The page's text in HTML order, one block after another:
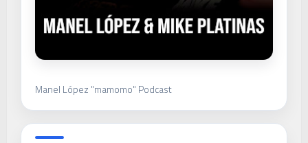
Manel López "mamomo" Podcast